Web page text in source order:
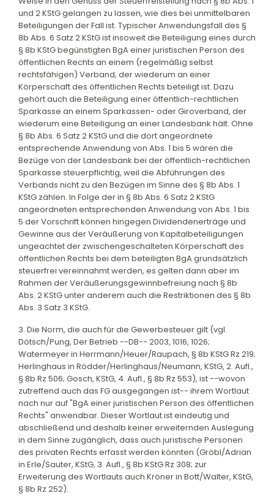
und 2 KStG gelangen zu lassen, wie dies bei unmittelbaren
Beteiligungen der Fall ist. Typischer Anwendungsfall des §
8b Abs. 6 Satz 2 KStG ist insoweit die Beteiligung eines durch
§ 8b KStG begünstigten BgA einer juristischen Person des
öffentlichen Rechts an einem (regelmäßig selbst
rechtsfähigen) Verband, der wiederum an einer
Körperschaft des öffentlichen Rechts beteiligt ist. Dazu
gehört auch die Beteiligung einer öffentlich-rechtlichen
Sparkasse an einem Sparkassen- oder Giroverband, der
wiederum eine Beteiligung an einer Landesbank hält. Ohne
§ 8b Abs. 6 Satz 2 KStG und die dort angeordnete
entsprechende Anwendung von Abs. 1 bis 5 wären die
Bezüge von der Landesbank bei der öffentlich-rechtlichen
Sparkasse steuerpflichtig, weil die Abführungen des
Verbands nicht zu den Bezügen im Sinne des § 8b Abs. 1
KStG zählen. In Folge der in § 8b Abs. 6 Satz 2 KStG
angeordneten entsprechenden Anwendung von Abs. 1 bis
5 der Vorschrift können hingegen Dividendenerträge und
Gewinne aus der Veräußerung von Kapitalbeteiligungen
ungeachtet der zwischengeschalteten Körperschaft des
öffentlichen Rechts bei dem beteiligten BgA grundsätzlich
steuerfrei vereinnahmt werden, es gelten dann aber im
Rahmen der Veräußerungsgewinnbefreiung nach § 8b
Abs. 2 KStG unter anderem auch die Restriktionen des § 8b
Abs. 3 Satz 3 KStG.
3. Die Norm, die auch für die Gewerbesteuer gilt (vgl.
Dötsch/Pung, Der Betrieb --DB-- 2003, 1016, 1026;
Watermeyer in Herrmann/Heuer/Raupach, § 8b KStG Rz 219;
Herlinghaus in Rödder/Herlinghaus/Neumann, KStG, 2. Aufl.,
§ 8b Rz 506; Gosch, KStG, 4. Aufl., § 8b Rz 553), ist --wovon
zutreffend auch das FG ausgegangen ist-- ihrem Wortlaut
nach nur auf "BgA einer juristischen Person des öffentlichen
Rechts" anwendbar. Dieser Wortlaut ist eindeutig und
abschließend und deshalb keiner erweiternden Auslegung
in dem Sinne zugänglich, dass auch juristische Personen
des privaten Rechts erfasst werden könnten (Gröbl/Adrian
in Erle/Sauter, KStG, 3. Aufl., § 8b KStG Rz 308; zur
Erweiterung des Wortlauts auch Kröner in Bott/Walter, KStG,
§ 8b Rz 252).